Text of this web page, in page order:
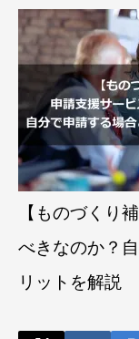
【ものづくり
べきなのか？
リットを解説